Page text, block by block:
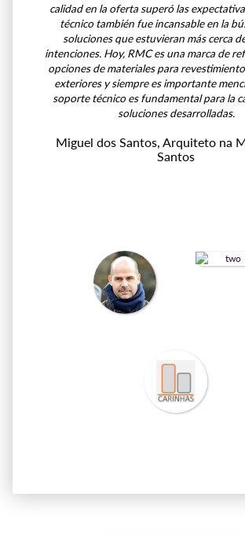
calidad en la oferta superó las
técnico también fue incansable en la
soluciones que estuvieran más cerca
intenciones. Hoy, RMC es una marca de
opciones de materiales para
exteriores y siempre es importante
soporte técnico es fundamental para la
soluciones desarrolladas.
Miguel dos Santos , Arquiteto na
Santos